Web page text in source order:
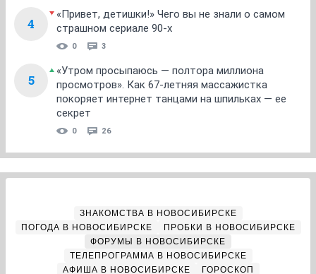
4
«Привет, детишки!» Чего вы не знали о самом
страшном сериале 90-х
0 3
5
«Утром просыпаюсь — полтора миллиона
просмотров». Как 67-летняя массажистка
покоряет интернет танцами на шпильках — ее
секрет
0 26
ЗНАКОМСТВА В НОВОСИБИРСКЕ
ПОГОДА В НОВОСИБИРСКЕ
ПРОБКИ В НОВОСИБИРСКЕ
ФОРУМЫ В НОВОСИБИРСКЕ
ТЕЛЕПРОГРАММА В НОВОСИБИРСКЕ
АФИША В НОВОСИБИРСКЕ
ГОРОСКОП